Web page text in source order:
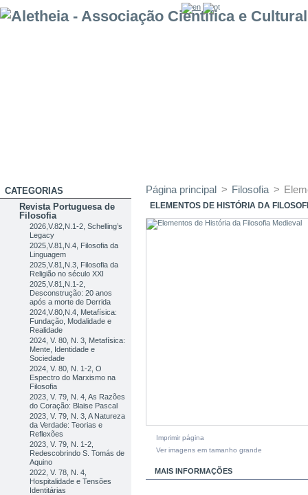
CATEGORIAS
Revista Portuguesa de
Filosofia
2026,V.82,N.1-2, Schelling’s
Legacy
2025,V.81,N.4, Filosofia da
Linguagem
2025,V.81,N.3, Filosofia da
Religião no século XXI
2025,V.81,N.1-2,
Desconstrução: 20 anos
após a morte de Derrida
2024,V.80,N.4, Metafísica:
Fundação, Modalidade e
Realidade
2024, V. 80, N. 3, Metafísica:
Mente, Identidade e
Sociedade
2024, V. 80, N. 1-2, O
Espectro do Marxismo na
Filosofia
2023, V. 79, N. 4, As Razões
do Coração: Blaise Pascal
2023, V. 79, N. 3, A Natureza
da Verdade: Teorias e
Reflexões
2023, V. 79, N. 1-2,
Redescobrindo S. Tomás de
Aquino
2022, V. 78, N. 4,
Hospitalidade e Tensões
Identitárias
Página principal > Filosofia >
ELEMENTOS DE HISTÓRIA DA
Imprimir página
Ver imagens em tamanho grande
MAIS INFORMAÇÕES